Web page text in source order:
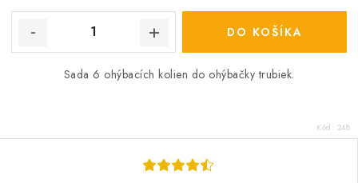
DO KOŠÍKA
Sada 6 ohýbacích kolien do ohýbačky trubiek.
Kód: 248